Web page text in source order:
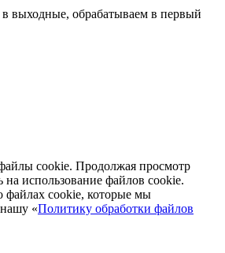
выходные, обрабатываем в первый
cookie. Продолжая просмотр
на использование файлов cookie.
файлах cookie, которые мы
«Политику обработки файлов